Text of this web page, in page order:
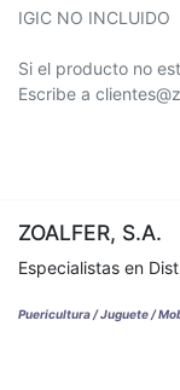
IGIC NO INCLUIDO
Si el producto no
Escribe a
ZOALFER, S.A.
Especialistas en
Puericultura / Juguete /